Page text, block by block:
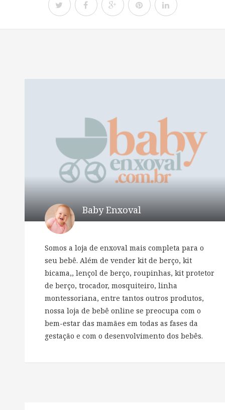
Baby Enxoval
Somos a loja de enxoval mais completa para o
seu bebê. Além de vender kit de berço, kit
bicama,, lençol de berço, roupinhas, kit protetor
de berço, trocador, mosquiteiro, linha
montessoriana, entre tantos outros produtos,
nossa loja de bebê online se preocupa com o
bem-estar das mamães em todas as fases da
gestação e com o desenvolvimento dos bebês.